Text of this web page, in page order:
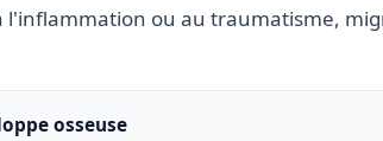
l'inflammation ou au traumatisme,
osseuse